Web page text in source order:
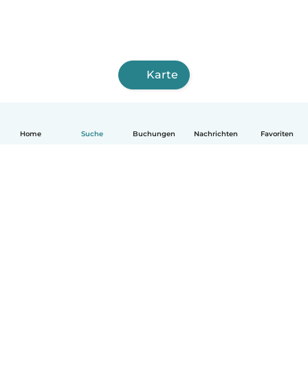
Home Suche Buchungen Nachrichten Favoriten
Karte